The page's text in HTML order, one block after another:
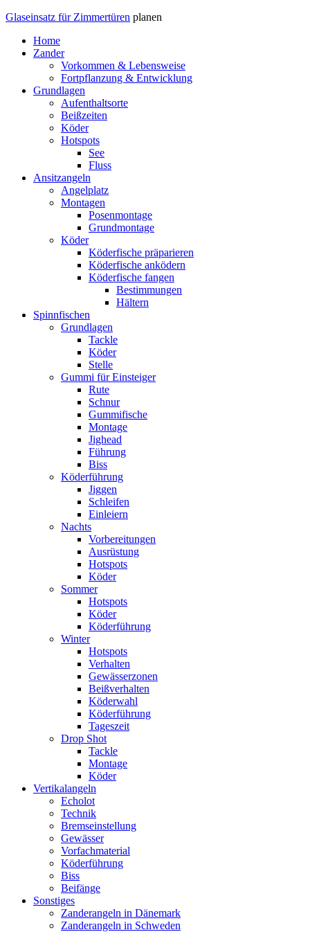
Glaseinsatz für Zimmertüren planen
Home
Zander
Vorkommen & Lebensweise
Fortpflanzung & Entwicklung
Grundlagen
Aufenthaltsorte
Beißzeiten
Köder
Hotspots
See
Fluss
Ansitzangeln
Angelplatz
Montagen
Posenmontage
Grundmontage
Köder
Köderfische präparieren
Köderfische anködern
Köderfische fangen
Bestimmungen
Hältern
Spinnfischen
Grundlagen
Tackle
Köder
Stelle
Gummi für Einsteiger
Rute
Schnur
Gummifische
Montage
Jighead
Führung
Biss
Köderführung
Jiggen
Schleifen
Einleiern
Nachts
Vorbereitungen
Ausrüstung
Hotspots
Köder
Sommer
Hotspots
Köder
Köderführung
Winter
Hotspots
Verhalten
Gewässerzonen
Beißverhalten
Köderwahl
Köderführung
Tageszeit
Drop Shot
Tackle
Montage
Köder
Vertikalangeln
Echolot
Technik
Bremseinstellung
Gewässer
Vorfachmaterial
Köderführung
Biss
Beifänge
Sonstiges
Zanderangeln in Dänemark
Zanderangeln in Schweden